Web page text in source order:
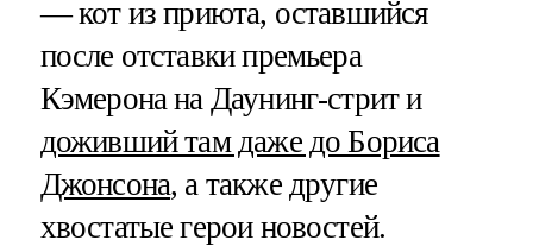
— кот из приюта, оставшийся
после отставки премьера
Кэмерона на Даунинг-стрит и
доживший там даже до Бориса
Джонсона, а также другие
хвостатые герои новостей.